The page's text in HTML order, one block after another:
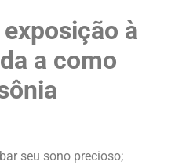
à
a como
seu sono precioso;